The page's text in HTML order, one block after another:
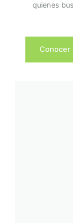
quienes
Conocer